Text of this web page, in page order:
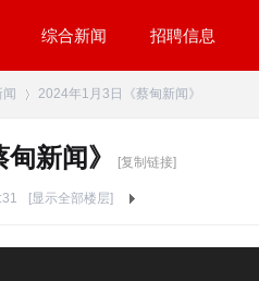
综合新闻 招聘信息
2024年1月3日《蔡甸新闻》
新闻》 [复制链接]
[显示全部楼层]